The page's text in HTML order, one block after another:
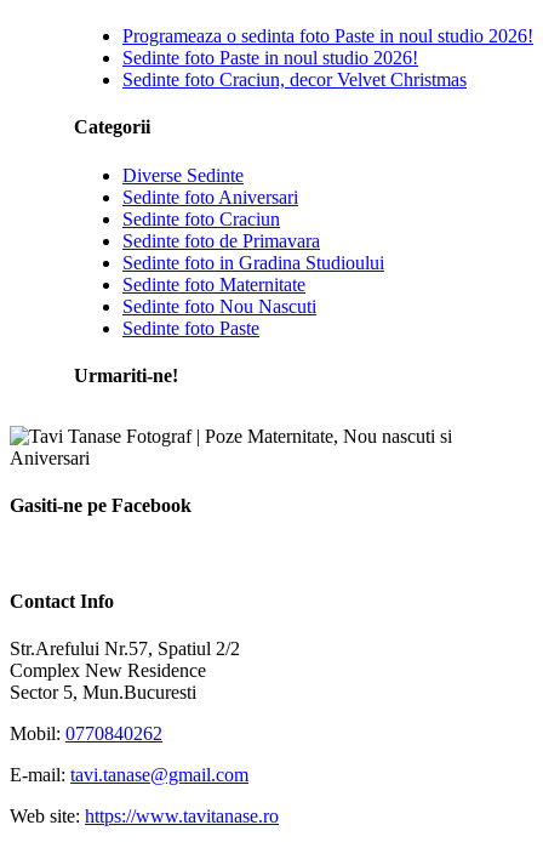
Programeaza o sedinta foto Paste in noul studio 2026!
Sedinte foto Paste in noul studio 2026!
Sedinte foto Craciun, decor Velvet Christmas
Categorii
Diverse Sedinte
Sedinte foto Aniversari
Sedinte foto Craciun
Sedinte foto de Primavara
Sedinte foto in Gradina Studioului
Sedinte foto Maternitate
Sedinte foto Nou Nascuti
Sedinte foto Paste
Urmariti-ne!
Gasiti-ne pe Facebook
Contact Info
Str.Arefului Nr.57, Spatiul 2/2
Complex New Residence
Sector 5, Mun.Bucuresti
Mobil: 0770840262
E-mail: tavi.tanase@gmail.com
Web site: https://www.tavitanase.ro